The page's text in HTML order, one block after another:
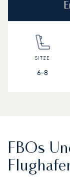
6-8
FBOs